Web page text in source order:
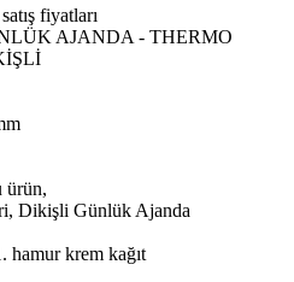
fiyatları
AJANDA - THERMO
ürün,
Dikişli Günlük Ajanda
hamur krem kağıt